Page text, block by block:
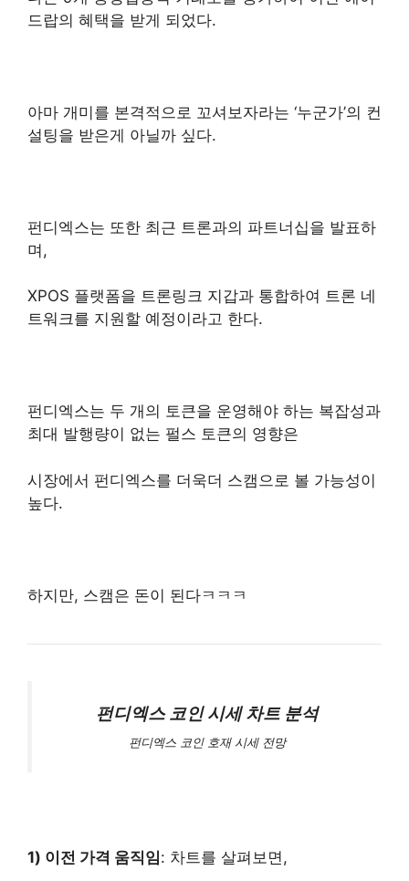
드랍의 혜택을 받게 되었다.
아마 개미를 본격적으로 꼬셔보자라는 ‘누군가’의 컨
설팅을 받은게 아닐까 싶다.
펀디엑스는 또한 최근 트론과의 파트너십을 발표하
며,
XPOS 플랫폼을 트론링크 지갑과 통합하여 트론 네
트워크를 지원할 예정이라고 한다.
펀디엑스는 두 개의 토큰을 운영해야 하는 복잡성과
최대 발행량이 없는 펄스 토큰의 영향은
시장에서 펀디엑스를 더욱더 스캠으로 볼 가능성이
높다.
하지만, 스캠은 돈이 된다ㅋㅋㅋ
펀디엑스 코인 시세 차트 분석
펀디엑스 코인 호재 시세 전망
1) 이전 가격 움직임: 차트를 살펴보면,